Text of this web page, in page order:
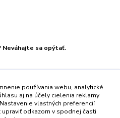
sa opýtať.
používania webu, analytické
aj na účely cielenia reklamy
vlastných preferencií
odkazom v spodnej časti